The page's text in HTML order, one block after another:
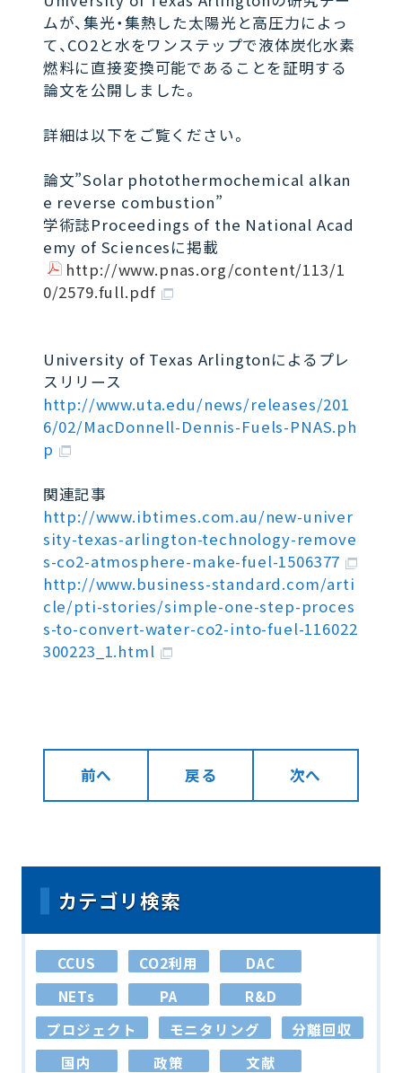
ムが、集光・集熱した太陽光と高圧力によっ
て、CO2と水をワンステップで液体炭化水素
燃料に直接変換可能であることを証明する
論文を公開しました。
詳細は以下をご覧ください。
論文”Solar photothermochemical alkan
e reverse combustion”
学術誌Proceedings of the National Acad
emy of Sciencesに掲載
http://www.pnas.org/content/113/1
0/2579.full.pdf
University of Texas Arlingtonによるプレ
スリリース
http://www.uta.edu/news/releases/201
6/02/MacDonnell-Dennis-Fuels-PNAS.ph
p
関連記事
http://www.ibtimes.com.au/new-univer
sity-texas-arlington-technology-remove
s-co2-atmosphere-make-fuel-1506377
http://www.business-standard.com/arti
cle/pti-stories/simple-one-step-proces
s-to-convert-water-co2-into-fuel-116022
300223_1.html
前へ 戻る 次へ
カテゴリ検索
CCUS CO2利用
DAC
NETs
PA
R&D
プロジェクト
モニタリング
分離回収
国内
政策
文献